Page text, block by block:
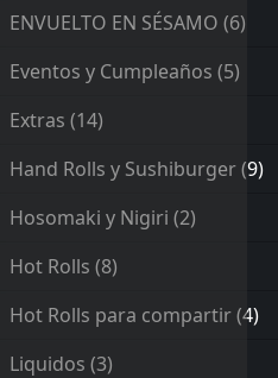
ENVUELTO EN SÉSAMO (6)
Eventos y Cumpleaños (5)
Extras (14)
Hand Rolls y Sushiburger(9)
Hosomaki y Nigiri (2)
Hot Rolls (8)
Hot Rolls para compartir(4)
Liquidos (3)